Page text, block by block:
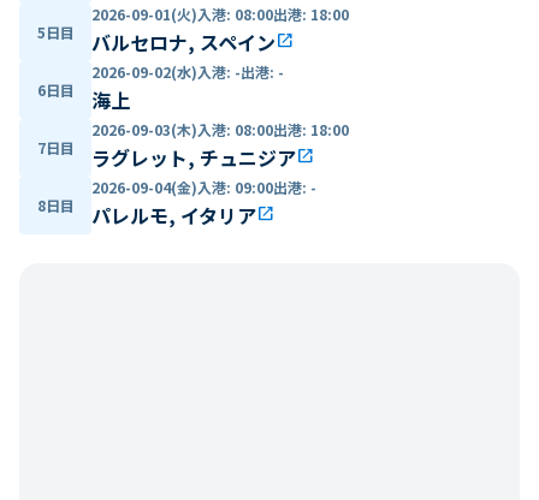
5日目
2026-09-01(火)入港: 08:00出港: 18:00
バルセロナ, スペインopen_in_new
6日目
2026-09-02(水)入港: -出港: -
海上
7日目
2026-09-03(木)入港: 08:00出港: 18:00
ラグレット, チュニジアopen_in_new
8日目
2026-09-04(金)入港: 09:00出港: -
パレルモ, イタリアopen_in_new